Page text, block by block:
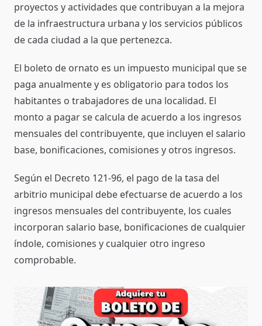
proyectos y actividades que contribuyan a la mejora
de la infraestructura urbana y los servicios públicos
de cada ciudad a la que pertenezca.
El boleto de ornato es un impuesto municipal que se
paga anualmente y es obligatorio para todos los
habitantes o trabajadores de una localidad. El
monto a pagar se calcula de acuerdo a los ingresos
mensuales del contribuyente, que incluyen el salario
base, bonificaciones, comisiones y otros ingresos.
Según el Decreto 121-96, el pago de la tasa del
arbitrio municipal debe efectuarse de acuerdo a los
ingresos mensuales del contribuyente, los cuales
incorporan salario base, bonificaciones de cualquier
índole, comisiones y cualquier otro ingreso
comprobable.